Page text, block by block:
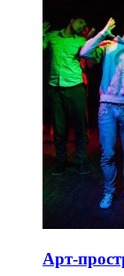
Арт-